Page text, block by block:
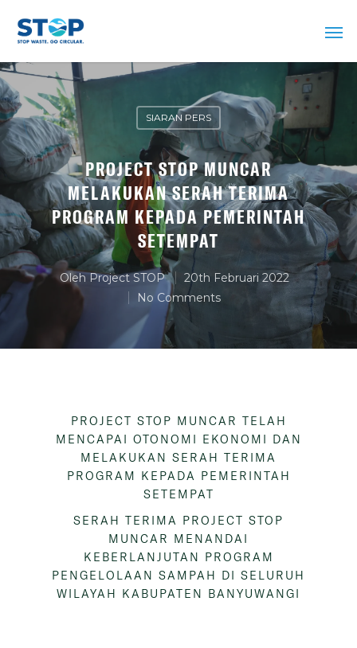
SIARAN PERS
PROJECT STOP MUNCAR
MELAKUKAN SERAH TERIMA
PROGRAM KEPADA PEMERINTAH
SETEMPAT
OlehProject STOP
20th Februari 2022
No Comments
PROJECT STOP MUNCAR TELAH
MENCAPAI OTONOMI EKONOMI DAN
MELAKUKAN SERAH TERIMA
PROGRAM KEPADA PEMERINTAH
SETEMPAT
SERAH TERIMA PROJECT STOP
MUNCAR MENANDAI
KEBERLANJUTAN PROGRAM
PENGELOLAAN SAMPAH DI SELURUH
WILAYAH KABUPATEN BANYUWANGI